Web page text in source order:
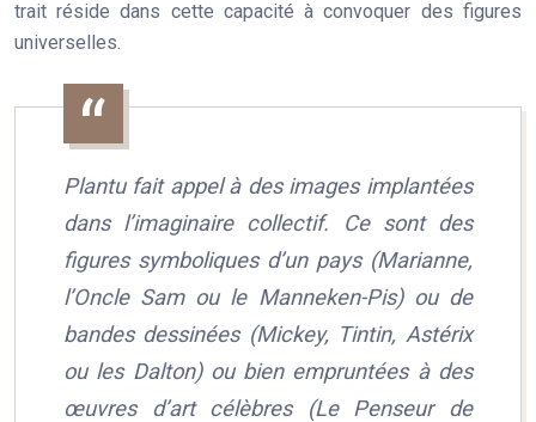
trait réside dans cette capacité à convoquer des figures
universelles.
Plantu fait appel à des images implantées
dans l’imaginaire collectif. Ce sont des
figures symboliques d’un pays (Marianne,
l’Oncle Sam ou le Manneken-Pis) ou de
bandes dessinées (Mickey, Tintin, Astérix
ou les Dalton) ou bien empruntées à des
œuvres d’art célèbres (Le Penseur de